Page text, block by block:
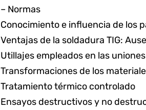
– Normas
Conocimiento e influencia de los
Ventajas de la soldadura TIG:
Utillajes empleados en las uniones
Transformaciones de los
Tratamiento térmico controlado
Ensayos destructivos y no